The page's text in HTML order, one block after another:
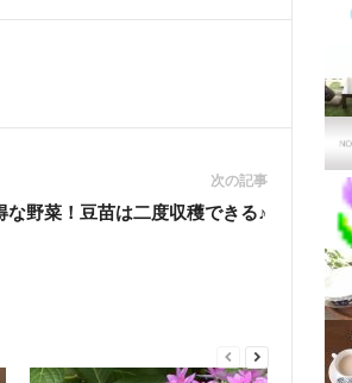
次の記事
な野菜！豆苗は二度収穫できる♪